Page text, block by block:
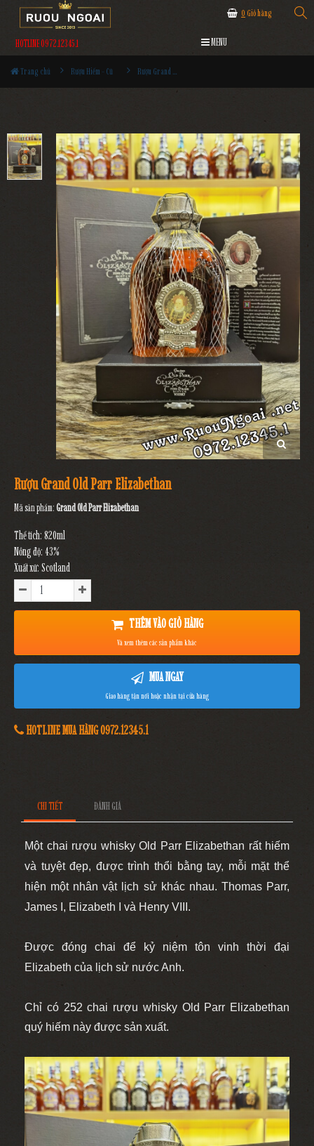
0 Giỏ hàng
HOTLINE 0972.12345.1 MENU
Trang chủ Rượu Hiếm - Cũ Rượu Grand Old Parr Elizabethan
Rượu Grand Old Parr Elizabethan
Mã sản phẩm: Grand Old Parr Elizabethan
Thể tích: 820ml
Nồng độ: 43%
Xuất xứ: Scotland
THÊM VÀO GIỎ HÀNG
Và xem thêm các sản phẩm khác
MUA NGAY
Giao hàng tận nơi hoặc nhận tại cửa hàng
HOTLINE MUA HÀNG 0972.12345.1
CHI TIẾT ĐÁNH GIÁ
Một chai rượu whisky Old Parr Elizabethan rất hiếm
và tuyệt đẹp, được trình thổi bằng tay, mỗi mặt thể
hiện một nhân vật lịch sử khác nhau. Thomas Parr,
James I, Elizabeth I và Henry VIII.
Được đóng chai để kỷ niệm tôn vinh thời đại
Elizabeth của lịch sử nước Anh.
Chỉ có 252 chai rượu whisky Old Parr Elizabethan
quý hiếm này được sản xuất.